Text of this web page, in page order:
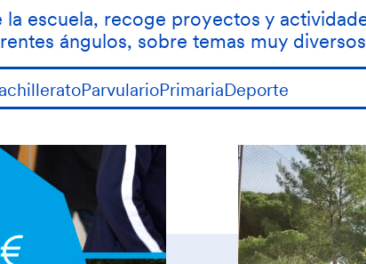
escuela, recoge proyectos y
ángulos, sobre temas muy
ParvularioPrimariaDeporte